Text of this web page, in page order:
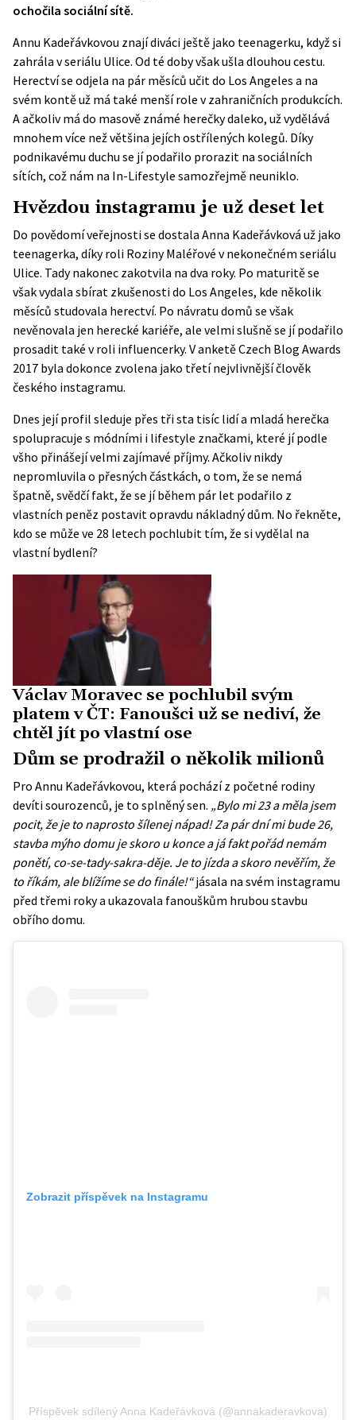
ochočila sociální sítě.
Annu Kadeřávkovou znají diváci ještě jako teenagerku, když si
zahrála v seriálu Ulice. Od té doby však ušla dlouhou cestu.
Herectví se odjela na pár měsíců učit do Los Angeles a na
svém kontě už má také menší role v zahraničních produkcích.
A ačkoliv má do masově známé herečky daleko, už vydělává
mnohem více než většina jejích ostřílených kolegů. Díky
podnikavému duchu se jí podařilo prorazit na sociálních
sítích, což nám na In-Lifestyle samozřejmě neuniklo.
Hvězdou instagramu je už deset let
Do povědomí veřejnosti se dostala Anna Kadeřávková už jako
teenagerka, díky roli Roziny Maléřové v nekonečném seriálu
Ulice. Tady nakonec zakotvila na dva roky. Po maturitě se
však vydala sbírat zkušenosti do Los Angeles, kde několik
měsíců studovala herectví. Po návratu domů se však
nevěnovala jen herecké kariéře, ale velmi slušně se jí podařilo
prosadit také v roli influencerky. V anketě Czech Blog Awards
2017 byla dokonce zvolena jako třetí nejvlivnější člověk
českého instagramu.
Dnes její profil sleduje přes tři sta tisíc lidí a mladá herečka
spolupracuje s módními i lifestyle značkami, které jí podle
všho přinášejí velmi zajímavé příjmy. Ačkoliv nikdy
nepromluvila o přesných částkách, o tom, že se nemá
špatně, svědčí fakt, že se jí během pár let podařilo z
vlastních peněz postavit opravdu nákladný dům. No řekněte,
kdo se může ve 28 letech pochlubit tím, že si vydělal na
vlastní bydlení?
Václav Moravec se pochlubil svým
platem v ČT: Fanoušci už se nediví, že
chtěl jít po vlastní ose
Dům se prodražil o několik milionů
Pro Annu Kadeřávkovou, která pochází z početné rodiny
devíti sourozenců, je to splněný sen. „Bylo mi 23 a měla jsem
pocit, že je to naprosto šílenej nápad! Za pár dní mi bude 26,
stavba mýho domu je skoro u konce a já fakt pořád nemám
ponětí, co-se-tady-sakra-děje. Je to jízda a skoro nevěřím, že
to říkám, ale blížíme se do finále!“jásala na svém instagramu
před třemi roky a ukazovala fanouškům hrubou stavbu
obřího domu.
Zobrazit příspěvek na Instagramu
Příspěvek sdílený Anna Kadeřávková (@annakaderavkova)